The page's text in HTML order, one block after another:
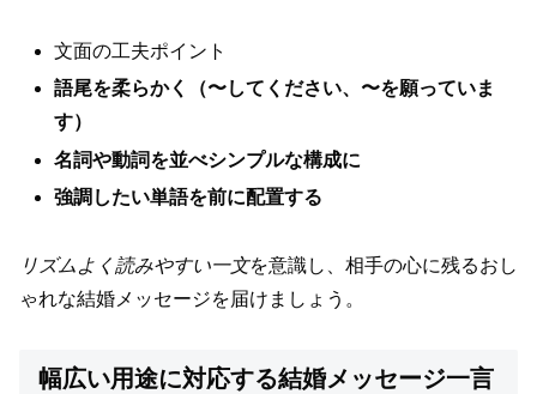
文面の工夫ポイント
語尾を柔らかく（〜してください、〜を願っていま
す）
名詞や動詞を並べシンプルな構成に
強調したい単語を前に配置する
リズムよく読みやすい一文を意識し、相手の心に残るおし
ゃれな結婚メッセージを届けましょう。
幅広い用途に対応する結婚メッセージ一言